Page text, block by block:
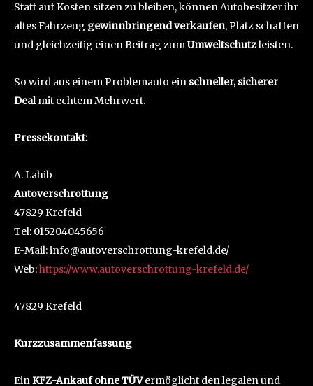
Statt auf Kosten sitzen zu bleiben, können Autobesitzer ihr
altes Fahrzeug gewinnbringend verkaufen, Platz schaffen
und gleichzeitig einen Beitrag zumUmweltschutzleisten.
So wird aus einem Problemauto ein schneller, sicherer
Dealmit echtem Mehrwert.
Pressekontakt:
A. Lahib
Autoverschrottung
47829 Krefeld
Tel: 015204045656
E-Mail: info@autoverschrottung-krefeld.de/
Web:https://www.autoverschrottung-krefeld.de/
47829 Krefeld
Kurzzusammenfassung
EinKFZ-Ankauf ohne TÜVermöglicht den legalen und